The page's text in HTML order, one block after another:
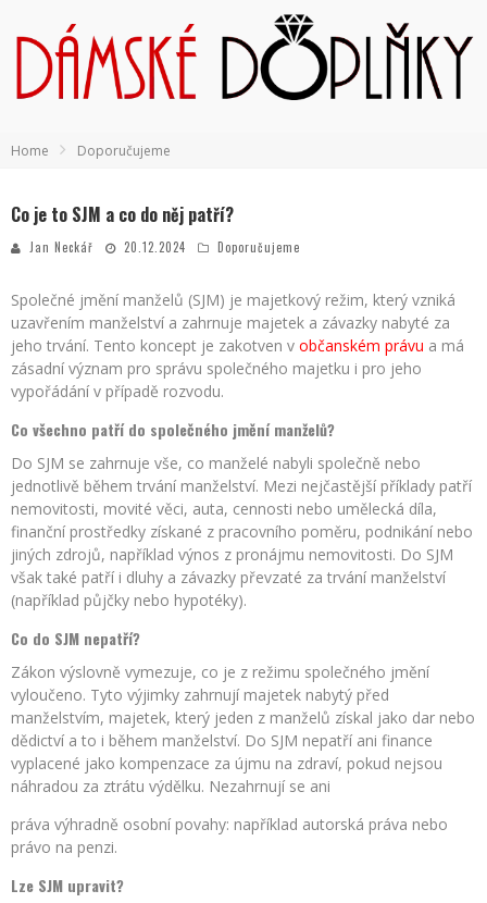
Home Doporučujeme
Co je to SJM a co do něj patří?
Jan Neckář 20.12.2024 Doporučujeme
Společné jmění manželů (SJM) je majetkový režim, který vzniká
uzavřením manželství a zahrnuje majetek a závazky nabyté za
jeho trvání. Tento koncept je zakotven v občanském právu a má
zásadní význam pro správu společného majetku i pro jeho
vypořádání v případě rozvodu.
Co všechno patří do společného jmění manželů?
Do SJM se zahrnuje vše, co manželé nabyli společně nebo
jednotlivě během trvání manželství. Mezi nejčastější příklady patří
nemovitosti, movité věci, auta, cennosti nebo umělecká díla,
finanční prostředky získané z pracovního poměru, podnikání nebo
jiných zdrojů, například výnos z pronájmu nemovitosti. Do SJM
však také patří i dluhy a závazky převzaté za trvání manželství
(například půjčky nebo hypotéky).
Co do SJM nepatří?
Zákon výslovně vymezuje, co je z režimu společného jmění
vyloučeno. Tyto výjimky zahrnují majetek nabytý před
manželstvím, majetek, který jeden z manželů získal jako dar nebo
dědictví a to i během manželství. Do SJM nepatří ani finance
vyplacené jako kompenzace za újmu na zdraví, pokud nejsou
náhradou za ztrátu výdělku. Nezahrnují se ani
práva výhradně osobní povahy: například autorská práva nebo
právo na penzi.
Lze SJM upravit?